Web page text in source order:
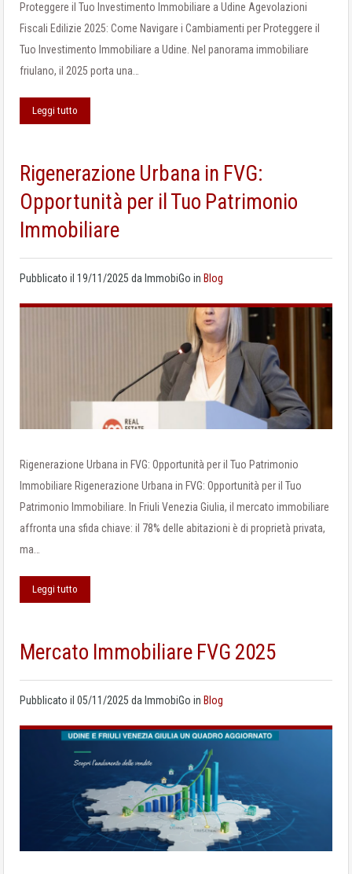
Proteggere il Tuo Investimento Immobiliare a Udine Agevolazioni
Fiscali Edilizie 2025: Come Navigare i Cambiamenti per Proteggere il
Tuo Investimento Immobiliare a Udine. Nel panorama immobiliare
friulano, il 2025 porta una…
Leggi tutto
Rigenerazione Urbana in FVG:
Opportunità per il Tuo Patrimonio
Immobiliare
Pubblicato il 19/11/2025 da ImmobiGo in Blog
Rigenerazione Urbana in FVG: Opportunità per il Tuo Patrimonio
Immobiliare Rigenerazione Urbana in FVG: Opportunità per il Tuo
Patrimonio Immobiliare. In Friuli Venezia Giulia, il mercato immobiliare
affronta una sfida chiave: il 78% delle abitazioni è di proprietà privata,
ma…
Leggi tutto
Mercato Immobiliare FVG 2025
Pubblicato il 05/11/2025 da ImmobiGo in Blog